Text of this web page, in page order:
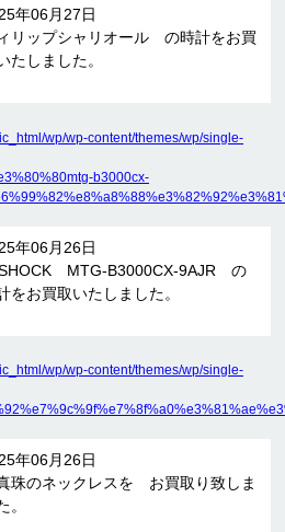
年06月27日
リップシャリオール の時計をお買
たしました。
wp/wp-content/themes/wp/single-
b3000cx-
年06月26日
MTG-B3000CX-9AJR の
をお買取いたしました。
wp/wp-content/themes/wp/single-
年06月26日
珠のネックレスを お買取り致しま
。